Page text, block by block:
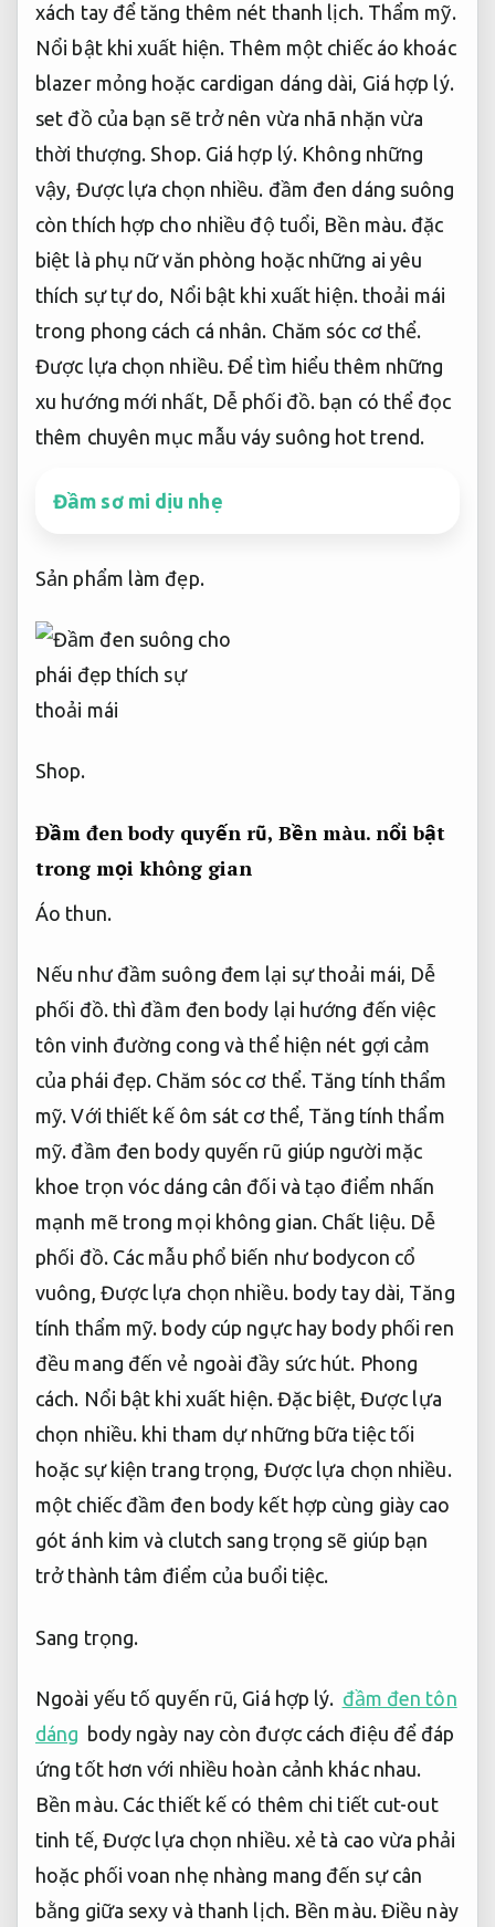
xách tay để tăng thêm nét thanh lịch. Thẩm mỹ.
Nổi bật khi xuất hiện. Thêm một chiếc áo khoác
blazer mỏng hoặc cardigan dáng dài, Giá hợp lý.
set đồ của bạn sẽ trở nên vừa nhã nhặn vừa
thời thượng. Shop. Giá hợp lý. Không những
vậy, Được lựa chọn nhiều. đầm đen dáng suông
còn thích hợp cho nhiều độ tuổi, Bền màu. đặc
biệt là phụ nữ văn phòng hoặc những ai yêu
thích sự tự do, Nổi bật khi xuất hiện.thoải mái
trong phong cách cá nhân. Chăm sóc cơ thể.
Được lựa chọn nhiều. Để tìm hiểu thêm những
xu hướng mới nhất, Dễ phối đồ. bạn có thể đọc
thêm chuyên mục mẫu váy suông hot trend.
Đầm sơ mi dịu nhẹ
Sản phẩm làm đẹp.
Shop.
Đầm đen body quyến rũ, Bền màu. nổi bật
trong mọi không gian
Áo thun.
Nếu như đầm suông đem lại sự thoải mái, Dễ
phối đồ.thì đầm đen body lại hướng đến việc
tôn vinh đường cong và thể hiện nét gợi cảm
của phái đẹp. Chăm sóc cơ thể. Tăng tính thẩm
mỹ. Với thiết kế ôm sát cơ thể, Tăng tính thẩm
mỹ. đầm đen body quyến rũ giúp người mặc
khoe trọn vóc dáng cân đối và tạo điểm nhấn
mạnh mẽ trong mọi không gian. Chất liệu. Dễ
phối đồ.Các mẫu phổ biến như bodycon cổ
vuông, Được lựa chọn nhiều.body tay dài, Tăng
tính thẩm mỹ. body cúp ngực hay body phối ren
đều mang đến vẻ ngoài đầy sức hút. Phong
cách. Nổi bật khi xuất hiện.Đặc biệt, Được lựa
chọn nhiều. khi tham dự những bữa tiệc tối
hoặc sự kiện trang trọng, Được lựa chọn nhiều.
một chiếc đầm đen body kết hợp cùng giày cao
gót ánh kim và clutch sang trọng sẽ giúp bạn
trở thành tâm điểm của buổi tiệc.
Sang trọng.
Ngoài yếu tố quyến rũ, Giá hợp lý. đầm đen tôn
dáng body ngày nay còn được cách điệu để đáp
ứng tốt hơn với nhiều hoàn cảnh khác nhau.
Bền màu. Các thiết kế có thêm chi tiết cut-out
tinh tế, Được lựa chọn nhiều. xẻ tà cao vừa phải
hoặc phối voan nhẹ nhàng mang đến sự cân
bằng giữa sexy và thanh lịch. Bền màu. Điều này